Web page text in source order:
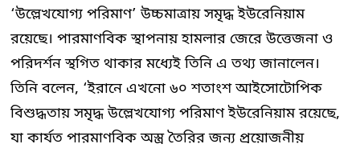
‘উল্লেখযোগ্য পরিমাণ’ উচ্চমাত্রায় সমৃদ্ধ ইউরেনিয়াম
রয়েছে। পারমাণবিক স্থাপনায় হামলার জেরে উত্তেজনা ও
পরিদর্শন স্থগিত থাকার মধ্যেই তিনি এ তথ্য জানালেন।
তিনি বলেন, ‘ইরানে এখনো ৬০ শতাংশ আইসোটোপিক
বিশুদ্ধতায় সমৃদ্ধ উল্লেখযোগ্য পরিমাণ ইউরেনিয়াম রয়েছে,
যা কার্যত পারমাণবিক অস্ত্র তৈরির জন্য প্রয়োজনীয়